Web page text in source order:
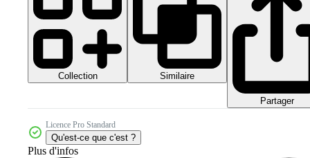
Collection Similaire
Partager
Licence Pro Standard
Qu'est-ce que c'est ?
Plus d'infos